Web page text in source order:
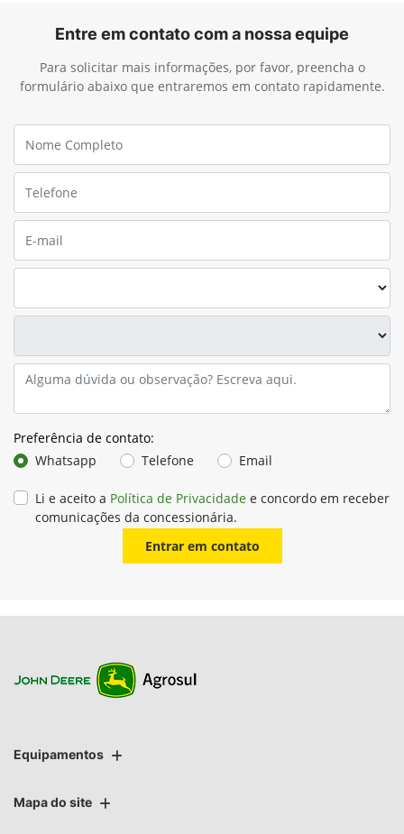
Entre em contato com a nossa equipe
Para solicitar mais informações, por favor, preencha o
formulário abaixo que entraremos em contato rapidamente.
Preferência de contato:
Whatsapp
Telefone Email
Li e aceito a Política de Privacidade e concordo em receber
comunicações da concessionária.
Entrar em contato
Equipamentos
Mapa do site